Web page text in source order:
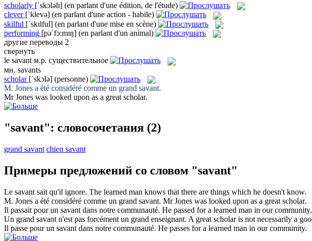
scholarly [ˈskɔləlɪ] (en parlant d'une édition, de l'étude)
clever [ˈklevə] (en parlant d'une action - habile)
skilful [ˈskɪlful] (en parlant d'une mise en scène)
performing [pəˈfɔ:mɪŋ] (en parlant d'un animal)
другие переводы 2
свернуть
le savant м.р. существительное
мн. savants
scholar [ˈskɔlə] (personne)
M. Jones a été considéré comme un grand savant.
Mr Jones was looked upon as a great scholar.
"savant": словосочетания (2)
grand savant chien savant
Примеры предложений со словом "savant"
Le savant sait qu'il ignore. The learned man knows that there are things which he doesn't know.
M. Jones a été considéré comme un grand savant. Mr Jones was looked upon as a great scholar.
Il passait pour un savant dans notre communauté. He passed for a learned man in our community.
Un grand savant n'est pas forcément un grand enseignant. A great scholaris not necessarily a
Il passe pour un savant dans notre communauté. He passes for a learned man in our community.